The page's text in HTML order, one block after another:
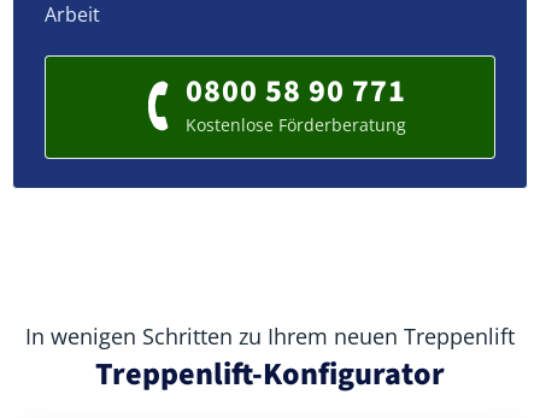
Arbeit
0800 58 90 771
Kostenlose Förderberatung
In wenigen Schritten zu Ihrem neuen Treppenlift
Treppenlift-Konfigurator